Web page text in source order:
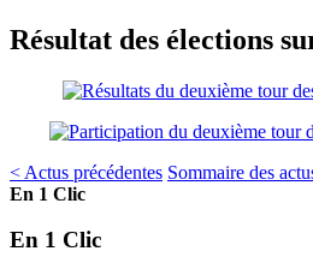
Résultat des élections
< Actus précédentes Sommaire des
En 1 Clic
En 1 Clic